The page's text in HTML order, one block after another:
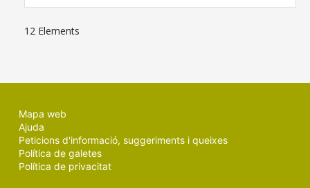
12 Elements
Mapa web
Ajuda
Peticions d'informació, suggeriments i queixes
Política de galetes
Política de privacitat